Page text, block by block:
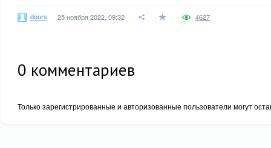
doors 25 ноября 2022, 09:32 4627
0 комментариев
Только зарегистрированные и авторизованные пользователи могут